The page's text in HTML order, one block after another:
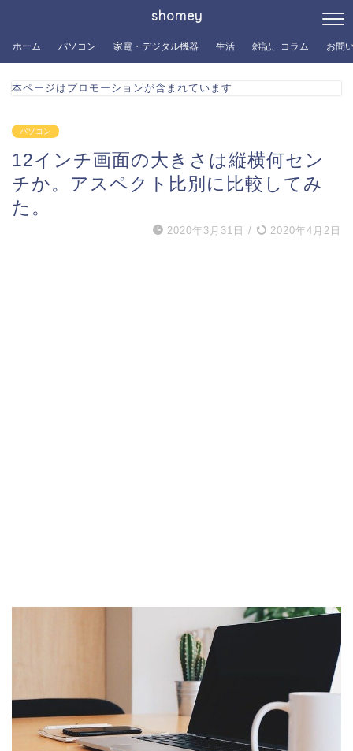
shomey
ホーム パソコン 家電・デジタル機器 生活 雑記、コラム お問
本ページはプロモーションが含まれています
パソコン
12インチ画面の大きさは縦横何セン
チか。アスペクト比別に比較してみ
た。
2020年3月31日 / 2020年4月2日